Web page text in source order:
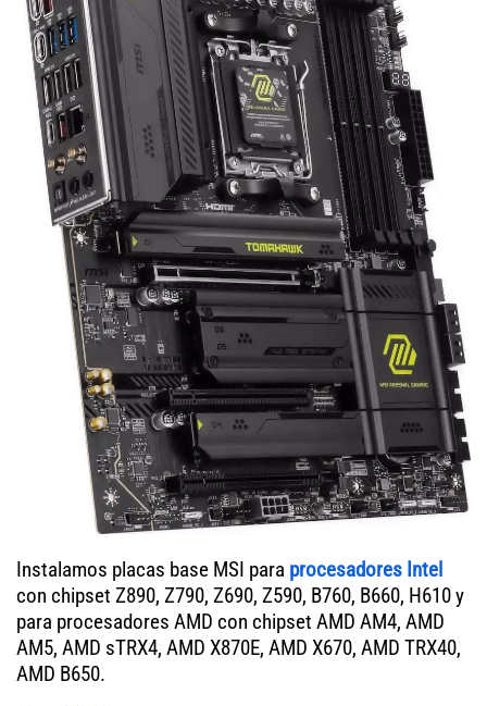
Instalamos placas base MSI para procesadores Intel
con chipset Z890, Z790, Z690, Z590, B760, B660, H610 y
para procesadores AMD con chipset AMD AM4, AMD
AM5, AMD sTRX4, AMD X870E, AMD X670, AMD TRX40,
AMD B650.